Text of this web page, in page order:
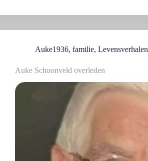
Auke1936, familie, Levensverhalen
Auke Schoonveld overleden